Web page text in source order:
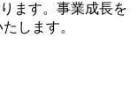
ます。事業成長を
します。